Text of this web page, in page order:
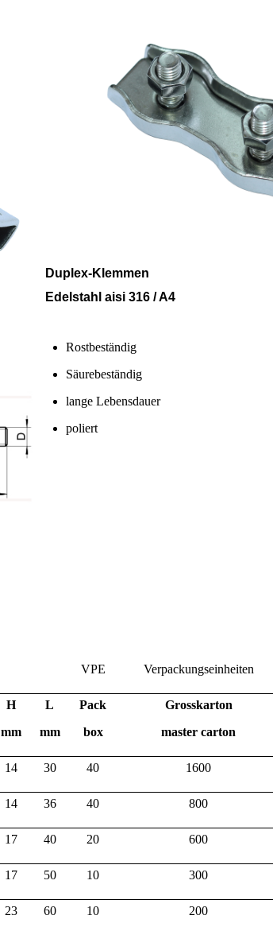
Duplex-Klemmen
Edelstahl aisi 316 / A4
Rostbeständig
Säurebeständig
lange Lebensdauer
poliert
VPE Verpackungseinheiten
H
mm
L
mm
Pack
box
Grosskarton
master carton
14 30 40 1600
14 36 40 800
17 40 20 600
17 50 10 300
23 60 10 200